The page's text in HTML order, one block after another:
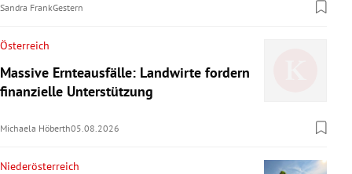
Sandra FrankGestern
Österreich
Massive Ernteausfälle: Landwirte fordern
finanzielle Unterstützung
Michaela Höberth05.08.2026
Niederösterreich